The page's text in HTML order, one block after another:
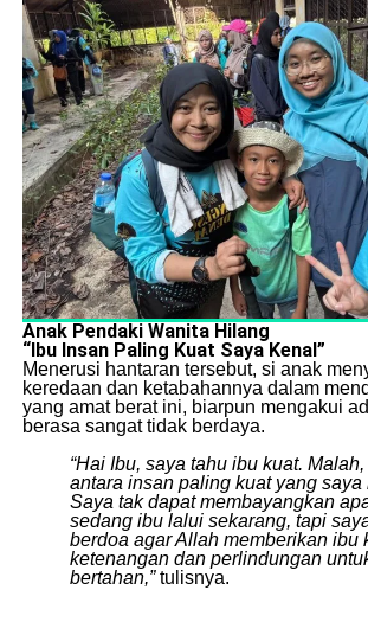
Anak Pendaki Wanita Hilang
“Ibu Insan Paling Kuat Saya Kenal”
​Menerusi hantaran tersebut, si anak
keredaan dan ketabahannya dalam
yang amat berat ini, biarpun mengakui
berasa sangat tidak berdaya.
“Hai Ibu, saya tahu ibu kuat.
antara insan paling kuat yang saya
Saya tak dapat membayangkan
sedang ibu lalui sekarang, tapi
berdoa agar Allah memberikan ibu
ketenangan dan perlindungan
bertahan,”tulisnya.